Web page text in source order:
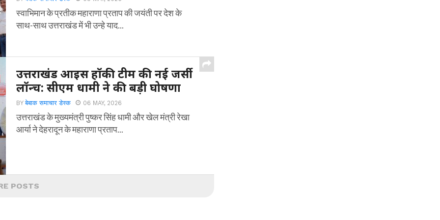
स्वाभिमान के प्रतीक महाराणा प्रताप की जयंती पर देश के
साथ-साथ उत्तराखंड में भी उन्हे याद...
उत्तराखंड आइस हॉकी टीम की नई जर्सी
लॉन्च: सीएम धामी ने की बड़ी घोषणा
BYबेबाक समाचार डेस्क 06 MAY, 2026
उत्तराखंड के मुख्यमंत्री पुष्कर सिंह धामी और खेल मंत्री रेखा
आर्या ने देहरादून के महाराणा प्रताप...
POSTS